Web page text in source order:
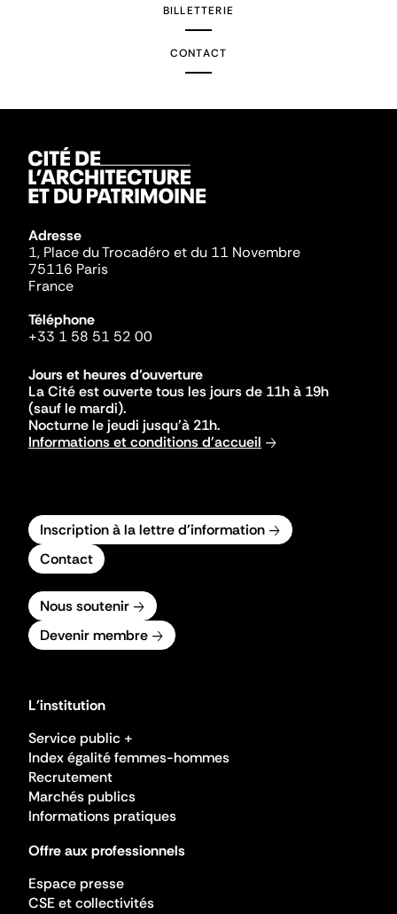
BILLETTERIE
CONTACT
Adresse
1, Place du Trocadéro et du 11 Novembre
75116 Paris
France
Téléphone
+33 1 58 51 52 00
Jours et heures d'ouverture
La Cité est ouverte tous les jours de 11h à 19h
(sauf le mardi).
Nocturne le jeudi jusqu'à 21h.
Informations et conditions d'accueil
Inscription à la lettre d'information
Contact
Nous soutenir
Devenir membre
L'institution
Service public +
Index égalité femmes-hommes
Recrutement
Marchés publics
Informations pratiques
Offre aux professionnels
Espace presse
CSE et collectivités